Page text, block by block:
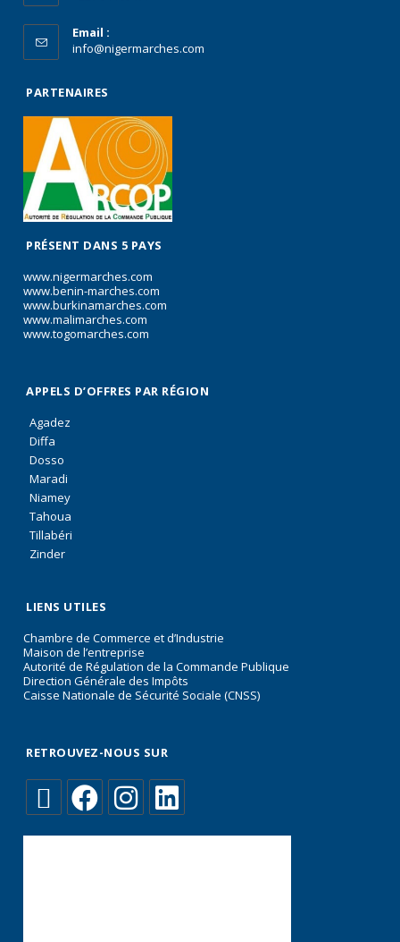
Email :
info@nigermarches.com
PARTENAIRES
PRÉSENT DANS 5 PAYS
www.nigermarches.com
www.benin-marches.com
www.burkinamarches.com
www.malimarches.com
www.togomarches.com
APPELS D’OFFRES PAR RÉGION
Agadez
Diffa
Dosso
Maradi
Niamey
Tahoua
Tillabéri
Zinder
LIENS UTILES
Chambre de Commerce et d’Industrie
Maison de l’entreprise
Autorité de Régulation de la Commande Publique
Direction Générale des Impôts
Caisse Nationale de Sécurité Sociale (CNSS)
RETROUVEZ-NOUS SUR